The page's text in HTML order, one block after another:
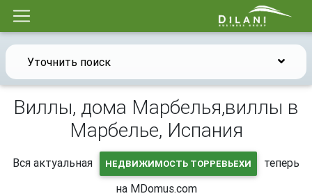
Уточнить поиск
Виллы, дома Марбелья,виллы в
Марбелье, Испания
Вся актуальная НЕДВИЖИМОСТЬ ТОРРЕВЬЕХИ
теперь
на MDomus.com